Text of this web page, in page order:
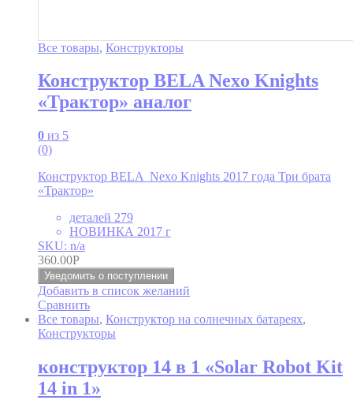
Все товары, Конструкторы
Конструктор BELA Nexo Knights
«Трактор» аналог
0 из 5
(0)
Конструктор BELA Nexo Knights 2017 года Три брата
«Трактор»
деталей 279
НОВИНКА 2017 г
SKU: n/a
360.00Р
Уведомить о поступлении
Добавить в список желаний
Сравнить
Все товары, Конструктор на солнечных батареях,
Конструкторы
конструктор 14 в 1 «Solar Robot Kit
14 in 1»